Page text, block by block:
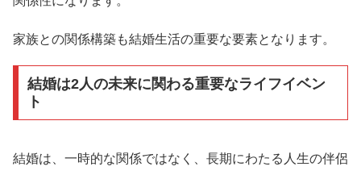
家族との関係構築も結婚生活の重要な要素となります。
結婚は2人の未来に関わる重要なライフイベン
ト
結婚は、一時的な関係ではなく、長期にわたる人生の伴侶